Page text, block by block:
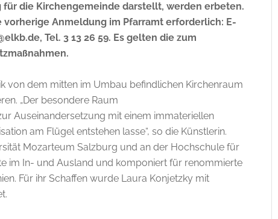
die Kirchengemeinde darstellt, werden erbeten.
vorherige Anmeldung im Pfarramt erforderlich: E-
Tel. 3 13 26 59. Es gelten die zum
von dem mitten im Umbau befindlichen Kirchenraum
„Der besondere Raum
Auseinandersetzung mit einem immateriellen
am Flügel entstehen lasse“, so die Künstlerin.
Mozarteum Salzburg und an der Hochschule für
im In- und Ausland und komponiert für renommierte
Für ihr Schaffen wurde Laura Konjetzky mit